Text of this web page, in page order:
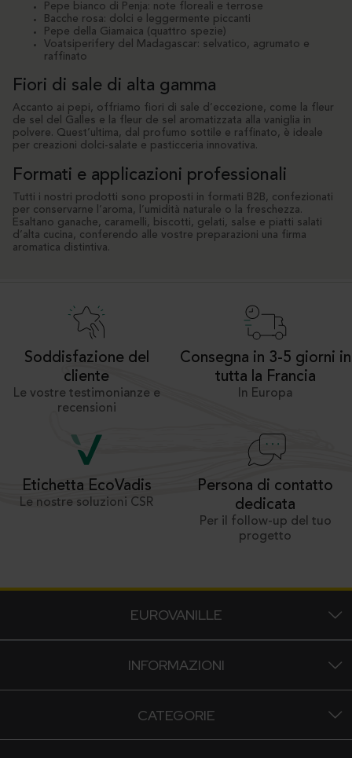
Pepe bianco di Penja: note floreali e terrose
Bacche rosa: dolci e leggermente piccanti
Pepe della Giamaica (quattro spezie)
Voatsiperifery del Madagascar: selvatico, agrumato e
raffinato
Fiori di sale di alta gamma
Accanto ai pepi, offriamo fiori di sale d’eccezione, come la fleur
de sel del Galles e la fleur de sel aromatizzata alla vaniglia in
polvere. Quest’ultima, dal profumo sottile e raffinato, è ideale
per creazioni dolci-salate e pasticceria innovativa.
Formati e applicazioni professionali
Tutti i nostri prodotti sono proposti in formati B2B, confezionati
per conservarne l’aroma, l’umidità naturale o la freschezza.
Esaltano ganache, caramelli, biscotti, gelati, salse e piatti salati
d’alta cucina, conferendo alle vostre preparazioni una firma
aromatica distintiva.
Soddisfazione del
cliente
Le vostre testimonianze e
recensioni
Consegna in 3-5 giorni in
tutta la Francia
In Europa
Etichetta EcoVadis
Le nostre soluzioni CSR
Persona di contatto
dedicata
Per il follow-up del tuo
progetto
EUROVANILLE
INFORMAZIONI
CATEGORIE